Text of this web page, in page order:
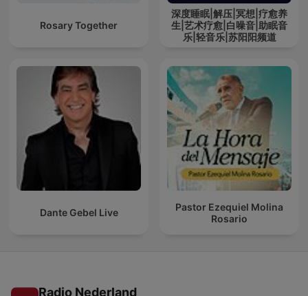
Rosary Together
深度睡眠|解压|冥想|疗愈养
生|艺术疗愈|白噪音|助眠音
乐|轻音乐|苏阳阳频道
Dante Gebel Live
Pastor Ezequiel Molina
Rosario
Radio Nederland